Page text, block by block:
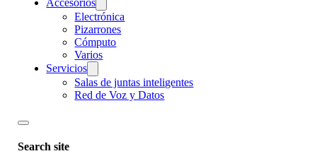
Accesorios
Electrónica
Pizarrones
Cómputo
Varios
Servicios
Salas de juntas inteligentes
Red de Voz y Datos
Search site